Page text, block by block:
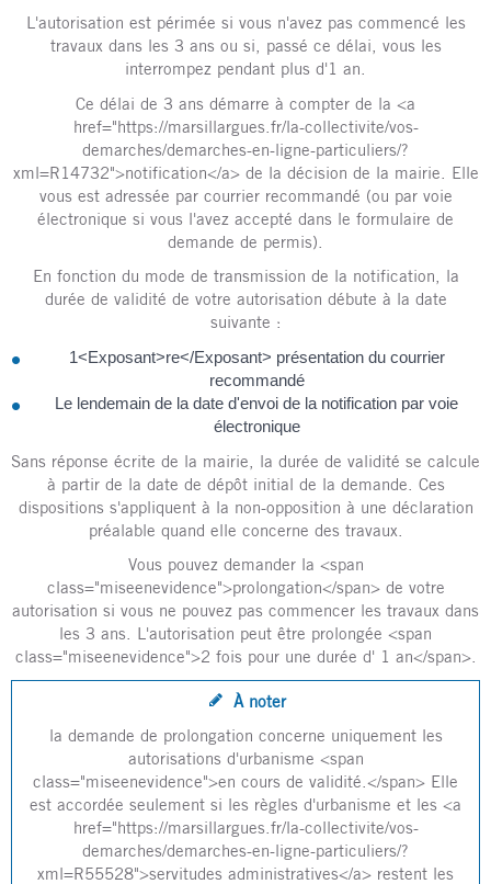
L'autorisation est périmée si vous n'avez pas commencé les
travaux dans les 3 ans ou si, passé ce délai, vous les
interrompez pendant plus d'1 an.
Ce délai de 3 ans démarre à compter de la <a
href="https://marsillargues.fr/la-collectivite/vos-
demarches/demarches-en-ligne-particuliers/?
xml=R14732">notification</a> de la décision de la mairie. Elle
vous est adressée par courrier recommandé (ou par voie
électronique si vous l'avez accepté dans le formulaire de
demande de permis).
En fonction du mode de transmission de la notification, la
durée de validité de votre autorisation débute à la date
suivante :
1<Exposant>re</Exposant> présentation du courrier
recommandé
Le lendemain de la date d'envoi de la notification par voie
électronique
Sans réponse écrite de la mairie, la durée de validité se calcule
à partir de la date de dépôt initial de la demande. Ces
dispositions s'appliquent à la non-opposition à une déclaration
préalable quand elle concerne des travaux.
Vous pouvez demander la <span
class="miseenevidence">prolongation</span> de votre
autorisation si vous ne pouvez pas commencer les travaux dans
les 3 ans. L'autorisation peut être prolongée <span
class="miseenevidence">2 fois pour une durée d' 1 an</span>.
À noter
la demande de prolongation concerne uniquement les
autorisations d'urbanisme <span
class="miseenevidence">en cours de validité.</span> Elle
est accordée seulement si les règles d'urbanisme et les <a
href="https://marsillargues.fr/la-collectivite/vos-
demarches/demarches-en-ligne-particuliers/?
xml=R55528">servitudes administratives</a> restent les